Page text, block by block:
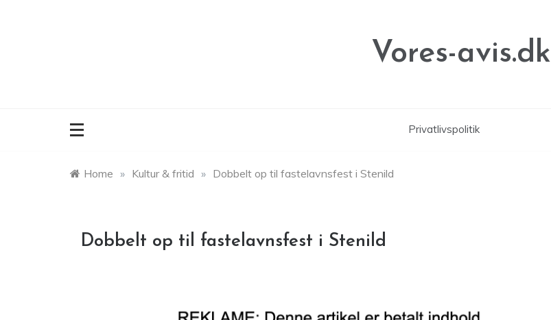
Vores-avis.dk
Privatlivspolitik
Home » Kultur & fritid » Dobbelt op til fastelavnsfest i Stenild
Dobbelt op til fastelavnsfest i Stenild